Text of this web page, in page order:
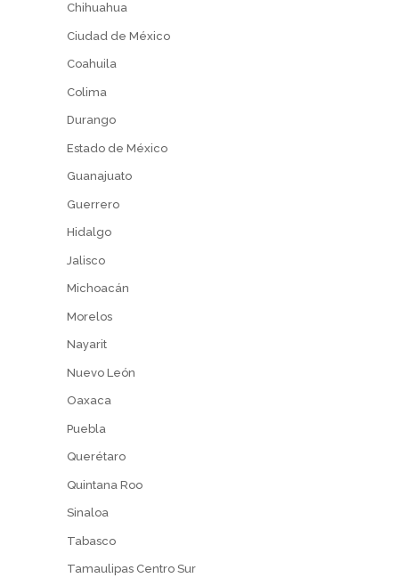
Chihuahua
Ciudad de México
Coahuila
Colima
Durango
Estado de México
Guanajuato
Guerrero
Hidalgo
Jalisco
Michoacán
Morelos
Nayarit
Nuevo León
Oaxaca
Puebla
Querétaro
Quintana Roo
Sinaloa
Tabasco
Tamaulipas Centro Sur